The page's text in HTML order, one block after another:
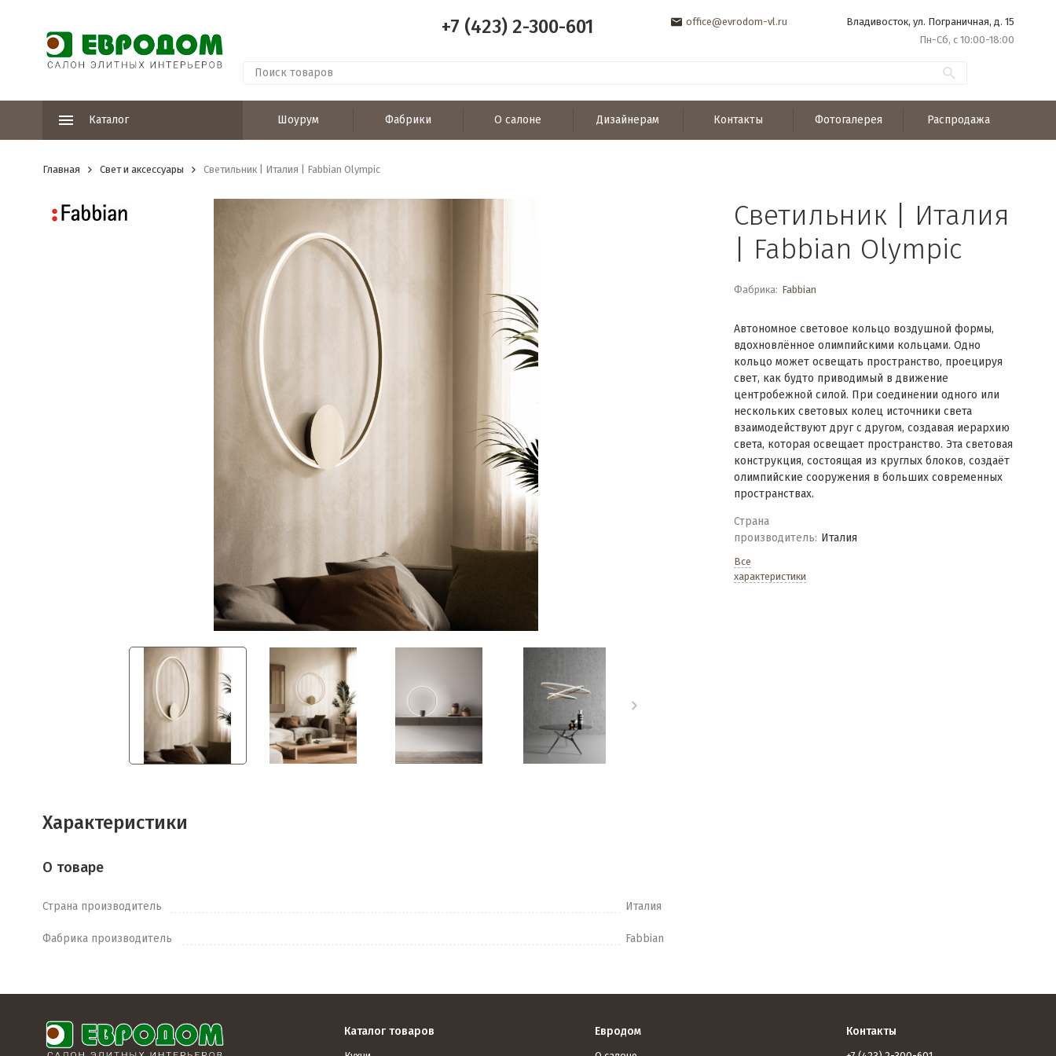
+7 (423) 2-300-601 office@evrodom-vl.ru
Владивосток, ул. Пограничная, д. 15
Пн-Сб, с 10:00-18:00
Каталог Шоурум Фабрики О салоне Дизайнерам Контакты Фотогалерея Распродажа
Главная Свет и аксессуары Светильник | Италия | Fabbian Olympic
Светильник | Италия
| Fabbian Olympic
Фабрика: Fabbian
Автономное световое кольцо воздушной формы,
вдохновлённое олимпийскими кольцами. Одно
кольцо может освещать пространство, проецируя
свет, как будто приводимый в движение
центробежной силой. При соединении одного или
нескольких световых колец источники света
взаимодействуют друг с другом, создавая иерархию
света, которая освещает пространство. Эта световая
конструкция, состоящая из круглых блоков, создаёт
олимпийские сооружения в больших современных
пространствах.
Страна
производитель: Италия
Все
характеристики
Характеристики
О товаре
Страна производитель Италия
Фабрика производитель Fabbian
Каталог товаров Евродом Контакты